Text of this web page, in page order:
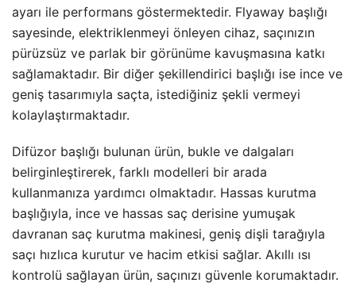
ayarı ile performans göstermektedir. Flyaway başlığı
sayesinde, elektriklenmeyi önleyen cihaz, saçınızın
pürüzsüz ve parlak bir görünüme kavuşmasına katkı
sağlamaktadır. Bir diğer şekillendirici başlığı ise ince ve
geniş tasarımıyla saçta, istediğiniz şekli vermeyi
kolaylaştırmaktadır.
Difüzor başlığı bulunan ürün, bukle ve dalgaları
belirginleştirerek, farklı modelleri bir arada
kullanmanıza yardımcı olmaktadır. Hassas kurutma
başlığıyla, ince ve hassas saç derisine yumuşak
davranan saç kurutma makinesi, geniş dişli tarağıyla
saçı hızlıca kurutur ve hacim etkisi sağlar. Akıllı ısı
kontrolü sağlayan ürün, saçınızı güvenle korumaktadır.